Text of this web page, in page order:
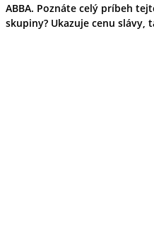
ABBA. Poznáte celý príbeh
skupiny? Ukazuje cenu